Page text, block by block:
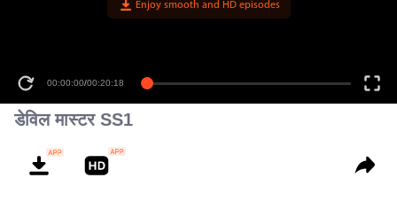
Enjoy smooth and HD episodes
00:00:00/00:20:18
डेविल मास्टर SS1